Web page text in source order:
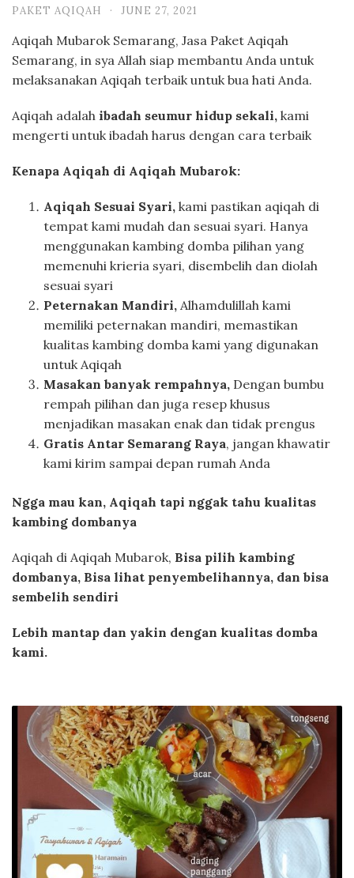
PAKET AQIQAH · JUNE 27, 2021
Aqiqah Mubarok Semarang, Jasa Paket Aqiqah
Semarang, in sya Allah siap membantu Anda untuk
melaksanakan Aqiqah terbaik untuk bua hati Anda.
Aqiqah adalah ibadah seumur hidup sekali, kami
mengerti untuk ibadah harus dengan cara terbaik
Kenapa Aqiqah di Aqiqah Mubarok:
Aqiqah Sesuai Syari, kami pastikan aqiqah di
tempat kami mudah dan sesuai syari. Hanya
menggunakan kambing domba pilihan yang
memenuhi krieria syari, disembelih dan diolah
sesuai syari
Peternakan Mandiri, Alhamdulillah kami
memiliki peternakan mandiri, memastikan
kualitas kambing domba kami yang digunakan
untuk Aqiqah
Masakan banyak rempahnya, Dengan bumbu
rempah pilihan dan juga resep khusus
menjadikan masakan enak dan tidak prengus
Gratis Antar Semarang Raya, jangan khawatir
kami kirim sampai depan rumah Anda
Ngga mau kan, Aqiqah tapi nggak tahu kualitas
kambing dombanya
Aqiqah di Aqiqah Mubarok, Bisa pilih kambing
dombanya, Bisa lihat penyembelihannya, dan bisa
sembelih sendiri
Lebih mantap dan yakin dengan kualitas domba
kami.